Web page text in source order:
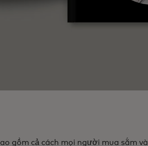
gồm cả cách mọi người mua sắm và